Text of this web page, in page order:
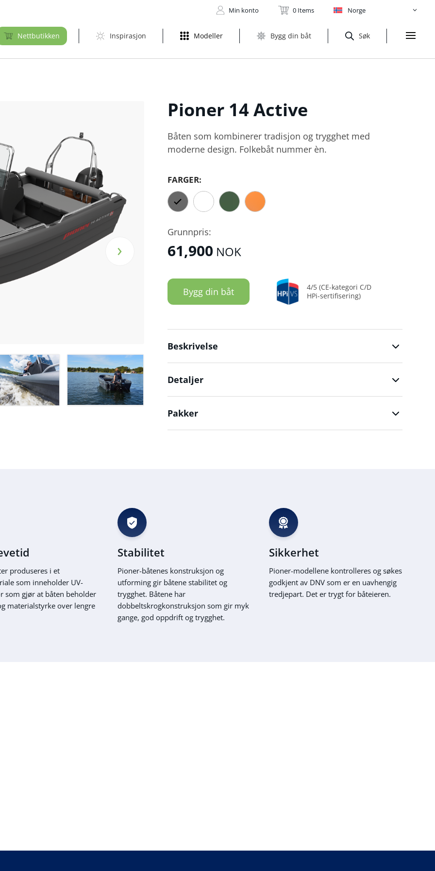
Min konto 0 Items Norge
Søk
Bygg din båt
Modeller
Inspirasjon
Nettbutikken
›
Pioner 14 Active
Båten som kombinerer tradisjon og trygghet med
moderne design. Folkebåt nummer èn.
FARGER:
Grunnpris:
61,900 NOK
Bygg din båt
4/5 (CE-kategori C/D
HPi-sertifisering)
Beskrivelse
Detaljer
Pakker
produseres i et
som inneholder UV-
som gjør at båten beholder
materialstyrke over lengre
Stabilitet
Pioner-båtenes konstruksjon og
utforming gir båtene stabilitet og
trygghet. Båtene har
dobbeltskrogkonstruksjon som gir myk
gange, god oppdrift og trygghet.
Sikkerhet
Pioner-modellene kontrolleres og søkes
godkjent av DNV som er en uavhengig
tredjepart. Det er trygt for båteieren.